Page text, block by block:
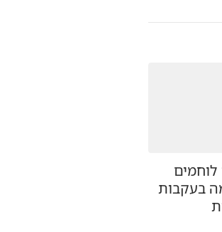
גדוד צבר: 18 לוחמים
בעקבות